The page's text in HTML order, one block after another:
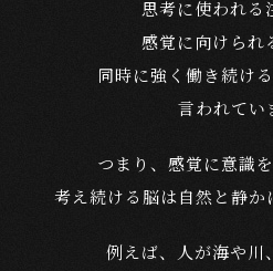
思考に使われる
感覚に向けられ
同時に強く働き続け
言われてい
つまり、感覚に意識
考え続ける脳は自然と静か
例えば、人が海や川